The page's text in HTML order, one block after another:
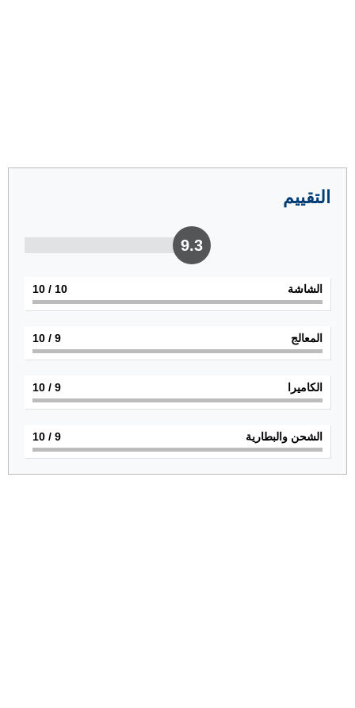
التقييم
9.3
الشاشة 10
/ 10
المعالج 9
/ 10
الكاميرا 9
/ 10
الشحن والبطارية 9
/ 10